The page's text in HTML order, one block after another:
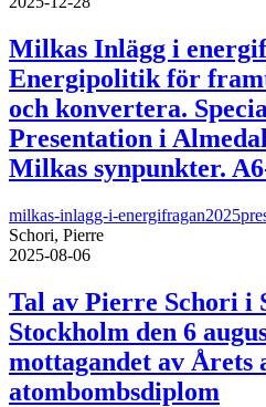
Milkas Inlägg i
Energipolitik för
och konvertera.
Presentation i
Milkas synpunkter.
milkas-inlagg-i-
Schori, Pierre
2025-08-06
Tal av Pierre Schori i
Stockholm den 6
mottagandet av Årets
atombombsdiplom